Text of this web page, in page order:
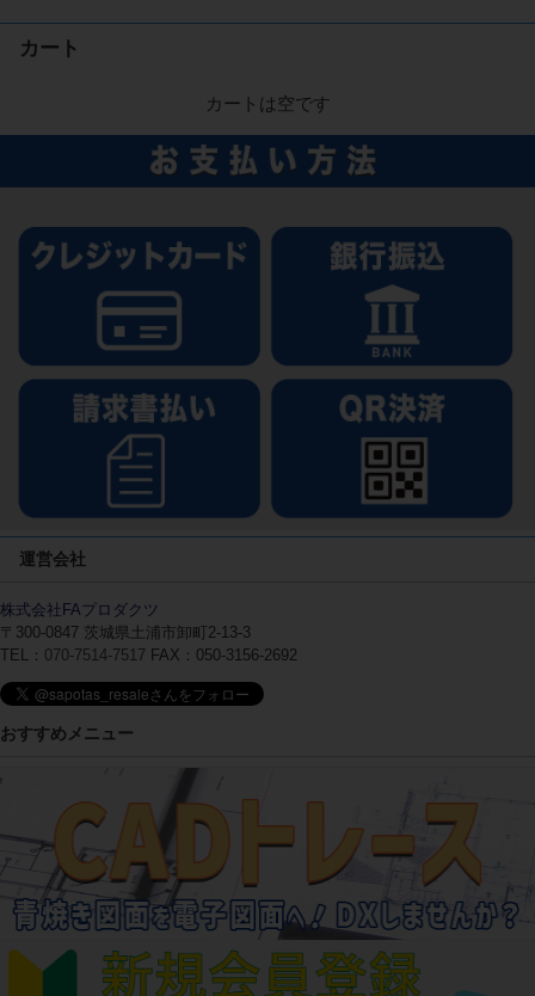
カート
カートは空です
運営会社
株式会社FAプロダクツ
〒300-0847 茨城県土浦市卸町2-13-3
TEL： 070-7514-7517 FAX：050-3156-2692
おすすめメニュー